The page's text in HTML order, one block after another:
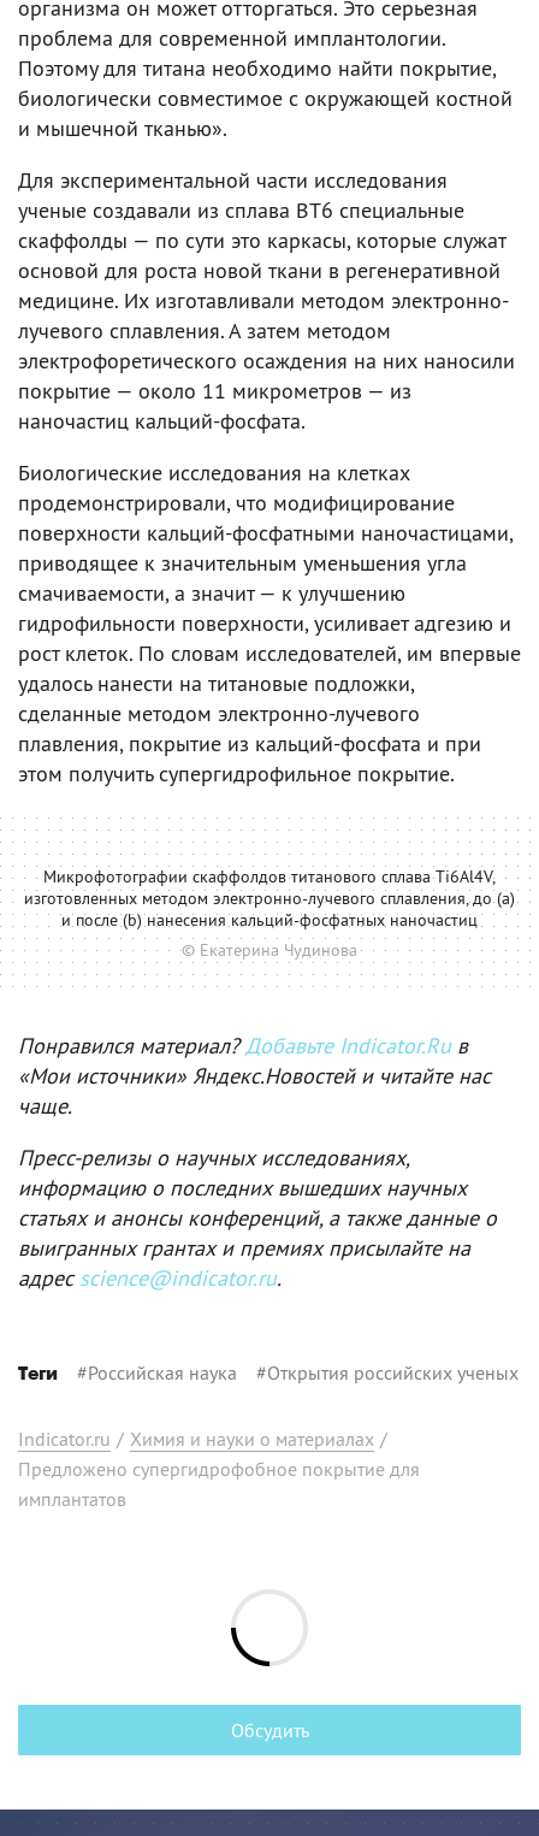
организма он может отторгаться. Это серьезная
проблема для современной имплантологии.
Поэтому для титана необходимо найти покрытие,
биологически совместимое с окружающей костной
и мышечной тканью».
Для экспериментальной части исследования
ученые создавали из сплава ВТ6 специальные
скаффолды — по сути это каркасы, которые служат
основой для роста новой ткани в регенеративной
медицине. Их изготавливали методом электронно-
лучевого сплавления. А затем методом
электрофоретического осаждения на них наносили
покрытие — около 11 микрометров — из
наночастиц кальций-фосфата.
Биологические исследования на клетках
продемонстрировали, что модифицирование
поверхности кальций-фосфатными наночастицами,
приводящее к значительным уменьшения угла
смачиваемости, а значит — к улучшению
гидрофильности поверхности, усиливает адгезию и
рост клеток. По словам исследователей, им впервые
удалось нанести на титановые подложки,
сделанные методом электронно-лучевого
плавления, покрытие из кальций-фосфата и при
этом получить супергидрофильное покрытие.
Микрофотографии скаффолдов титанового сплава Ti6Al4V,
изготовленных методом электронно-лучевого сплавления, до (a)
и после (b) нанесения кальций-фосфатных наночастиц
© Екатерина Чудинова
Понравился материал?Добавьте Indicator.Ruв
«Мои источники» Яндекс.Новостей и читайте нас
чаще.
Пресс-релизы о научных исследованиях,
информацию о последних вышедших научных
статьях и анонсы конференций, а также данные о
выигранных грантах и премиях присылайте на
адресscience@indicator.ru.
Теги #Российская наука #Открытия российских ученых
Indicator.ru / Химия и науки о материалах /
Предложено супергидрофобное покрытие для
имплантатов
Обсудить